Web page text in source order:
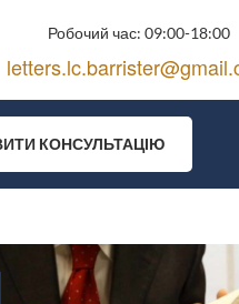
Робочий час: 09:00-18:00
КОНСУЛЬТАЦІЮ